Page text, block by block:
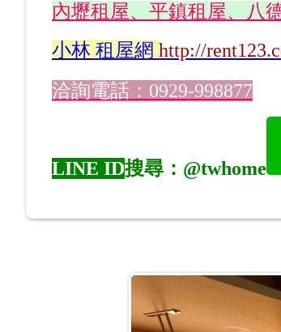
內壢租屋、平鎮租屋、八
小林 租屋網 http://
洽詢電話：0929-998877
LINE ID搜尋：@twhome